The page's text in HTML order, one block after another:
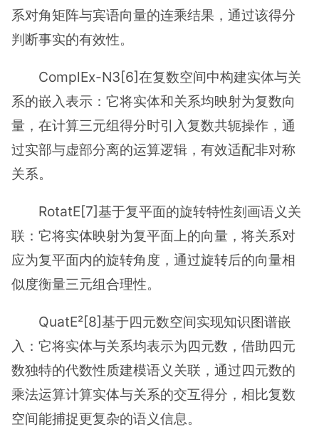
系对角矩阵与宾语向量的连乘结果，通过该得分
判断事实的有效性。
ComplEx-N3[6]在复数空间中构建实体与关
系的嵌入表示：它将实体和关系均映射为复数向
量，在计算三元组得分时引入复数共轭操作，通
过实部与虚部分离的运算逻辑，有效适配非对称
关系。
RotatE[7]基于复平面的旋转特性刻画语义关
联：它将实体映射为复平面上的向量，将关系对
应为复平面内的旋转角度，通过旋转后的向量相
似度衡量三元组合理性。
QuatE²[8]基于四元数空间实现知识图谱嵌
入：它将实体与关系均表示为四元数，借助四元
数独特的代数性质建模语义关联，通过四元数的
乘法运算计算实体与关系的交互得分，相比复数
空间能捕捉更复杂的语义信息。